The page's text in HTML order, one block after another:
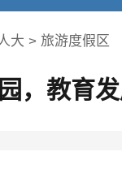
大 > 旅游度假区
，教育